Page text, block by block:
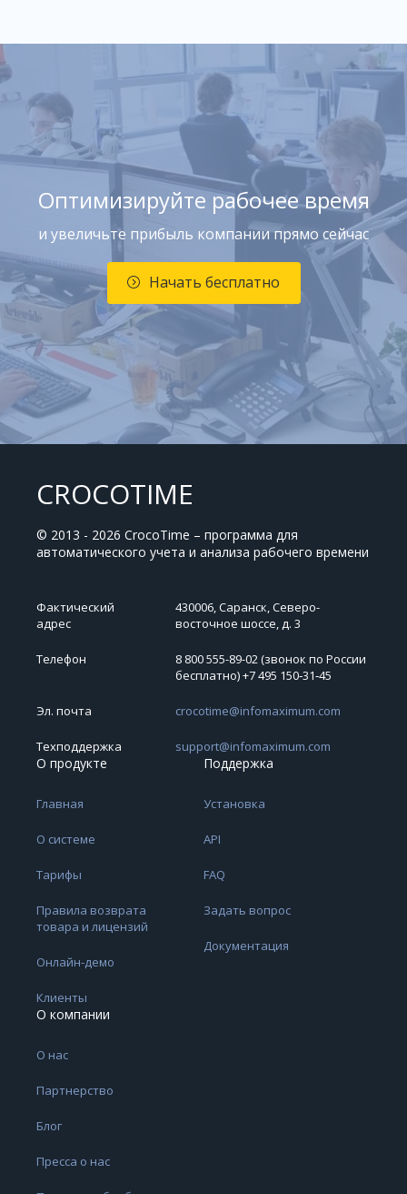
Оптимизируйте рабочее время
и увеличьте прибыль компании прямо сейчас
Начать бесплатно
CROCOTIME
© 2013 - 2026 CrocoTime – программа для
автоматического учета и анализа рабочего времени
Фактический
адрес
430006, Саранск, Северо-
восточное шоссе, д. 3
Телефон
8 800 555-89-02 (звонок по России
бесплатно) +7 495 150‑31‑45
Эл. почта crocotime@infomaximum.com
Техподдержка support@infomaximum.com
О продукте
Главная
О системе
Тарифы
Правила возврата
товара и лицензий
Онлайн-демо
Клиенты
Поддержка
Установка
API
FAQ
Задать вопрос
Документация
О компании
О нас
Партнерство
Блог
Пресса о нас